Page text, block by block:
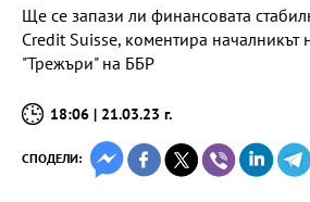
Ще се запази ли финансовата
Credit Suisse, коментира началникът
"Трежъри" на ББР
18:06 | 21.03.23 г.
СПОДЕЛИ: